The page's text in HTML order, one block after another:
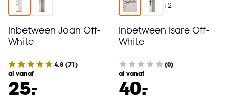
Inbetween Joan Off-
White
4.8 (71)
al vanaf
25.
-
+2
Inbetween Isare Off-
White
(0)
al vanaf
40.
-